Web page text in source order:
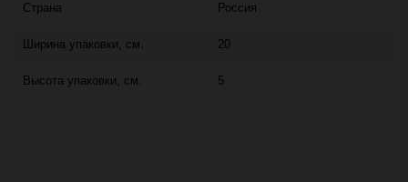
Страна Россия
Ширина упаковки, см. 20
Высота упаковки, см. 5